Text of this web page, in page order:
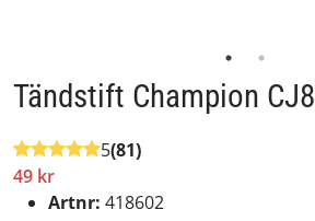
Tändstift Champion CJ8
5(81)
49 kr
Artnr: 418602